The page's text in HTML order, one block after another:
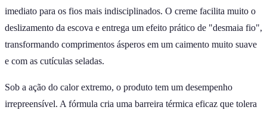
imediato para os fios mais indisciplinados. O creme facilita muito o
deslizamento da escova e entrega um efeito prático de "desmaia fio",
transformando comprimentos ásperos em um caimento muito suave
e com as cutículas seladas.
Sob a ação do calor extremo, o produto tem um desempenho
irrepreensível. A fórmula cria uma barreira térmica eficaz que tolera